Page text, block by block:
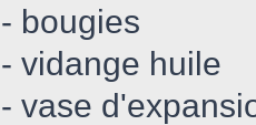
- bougies
- vidange huile
- vase